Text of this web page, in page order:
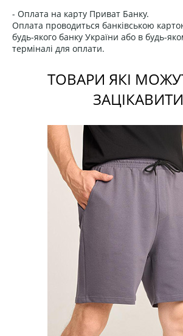
- Оплата на карту Приват Банку.
Оплата проводиться банківською
будь-якого банку України або в будь-
терміналі для оплати.
ТОВАРИ ЯКІ
ЗАЦІКАВИТИ